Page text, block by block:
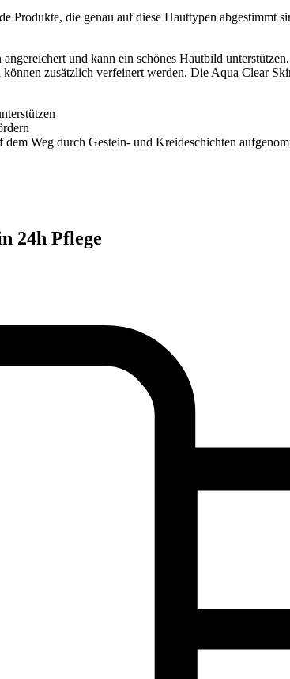
Produkte, die genau auf diese Hauttypen abgestimmt
und kann ein schönes Hautbild
zusätzlich verfeinert werden. Die Aqua Clear
Weg durch Gestein- und Kreideschichten
24h Pflege